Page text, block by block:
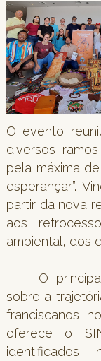
O evento
diversos
pela máxima
esperançar”.
partir da nova
aos
ambiental, dos
O
sobre a
franciscanos
oferece o
identificados